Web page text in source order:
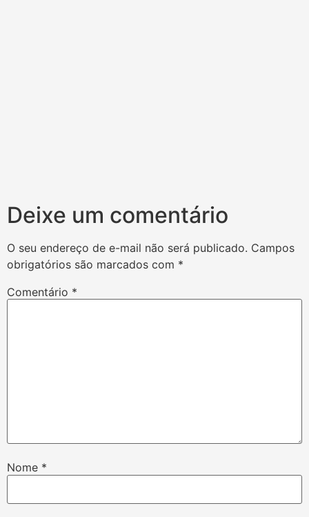
Deixe um comentário
O seu endereço de e-mail não será publicado. Campos
obrigatórios são marcados com *
Comentário *
Nome *